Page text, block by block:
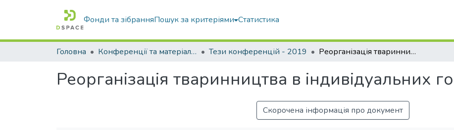
Фонди та зібранняПошук за критеріями Статистика
Головна Конференції та матеріали конференцій Тези конференцій - 2019 Реорганізація тваринництва в індивідуальних господарствах
Реорганізація тваринництва в індивідуальних
Скорочена інформація про документ